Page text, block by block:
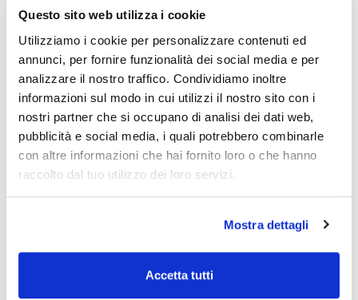
Questo sito web utilizza i cookie
Utilizziamo i cookie per personalizzare contenuti ed
annunci, per fornire funzionalità dei social media e per
analizzare il nostro traffico. Condividiamo inoltre
informazioni sul modo in cui utilizzi il nostro sito con i
nostri partner che si occupano di analisi dei dati web,
pubblicità e social media, i quali potrebbero combinarle
con altre informazioni che hai fornito loro o che hanno
raccolto dal tuo utilizzo dei loro servizi.
Mostra dettagli
Accetta tutti
Caratteristiche
Modello : QTX423IRU-1S
Cabina : Sì
Leggibilità (mg) : 1
Capacità di pesatura (g) : 420
Ripetibilità (mg) : 0,5
Tempo di stabilizzazione (s) : ≤1
Dimensioni piatto (mm) : Diametro 120
Altezza camera (mm) : 240
Dimensioni LxHxP (mm) : 377x346x220
Calibrazione : Interna
Pack (u.) : 1
Le bilance di precisione da laboratorio Quintix® Pro sono
Offrono le prestazioni di cui hai bisogno, con nuove
Caratteristiche tecniche:
screen da 7 pollici, ad alta risoluzione, con un'interfaccia
Vedi di più
Documentazione tecnica
TDS / Scheda tecnica
COA
Registrati per i download